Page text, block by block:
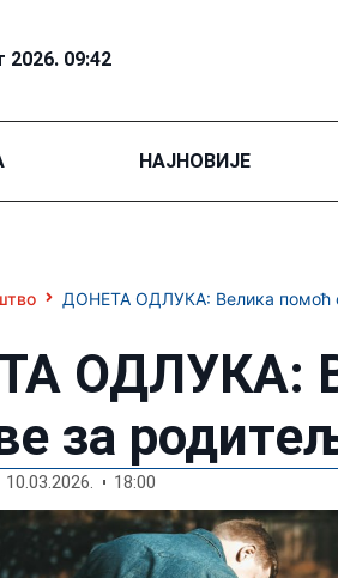
2026. 09:42
НАЈНОВИЈЕ
ДОНЕТА ОДЛУКА: Велика помоћ
ОДЛУКА:
за
10.03.2026. 18:00